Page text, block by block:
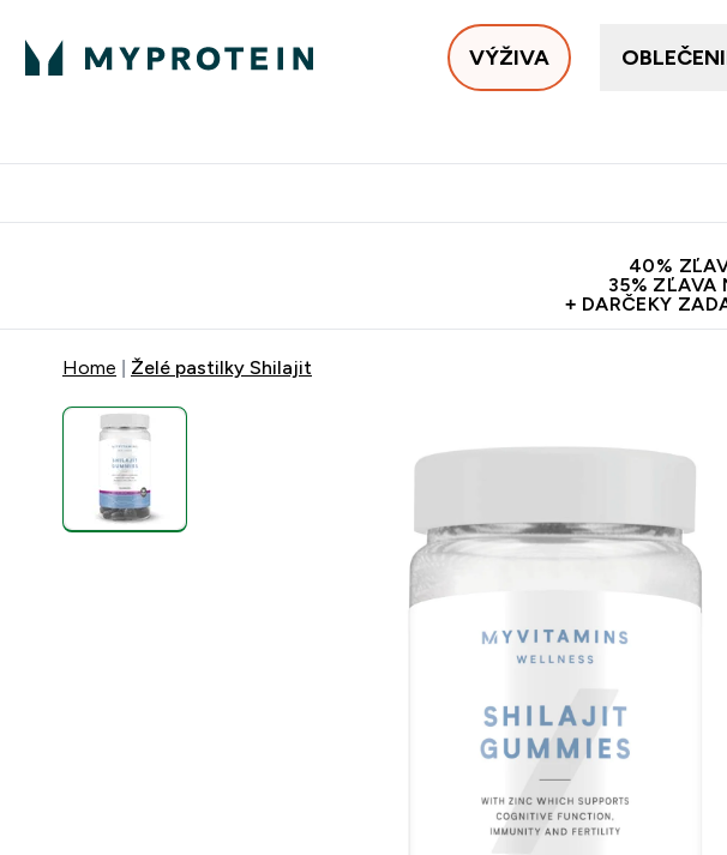
VÝŽIVA
40%
35% ZĽAVA
+ DARČEKY
Home Želé pastilky Shilajit